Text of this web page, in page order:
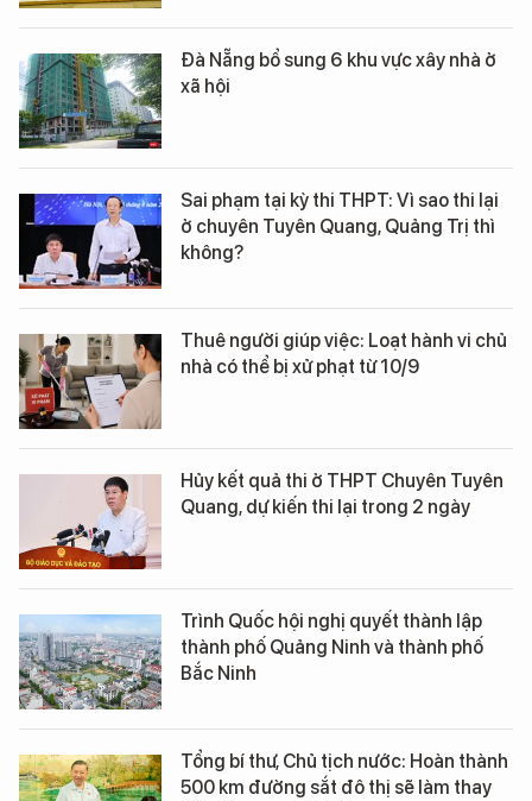
Đà Nẵng bổ sung 6 khu vực xây nhà ở
xã hội
Sai phạm tại kỳ thi THPT: Vì sao thi lại
ở chuyên Tuyên Quang, Quảng Trị thì
không?
Thuê người giúp việc: Loạt hành vi chủ
nhà có thể bị xử phạt từ 10/9
Hủy kết quả thi ở THPT Chuyên Tuyên
Quang, dự kiến thi lại trong 2 ngày
Trình Quốc hội nghị quyết thành lập
thành phố Quảng Ninh và thành phố
Bắc Ninh
Tổng bí thư, Chủ tịch nước: Hoàn thành
500 km đường sắt đô thị sẽ làm thay